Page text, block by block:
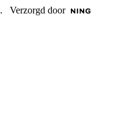
. Verzorgd door